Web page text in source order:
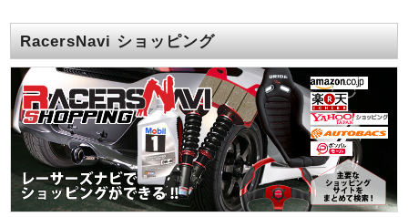
RacersNavi ショッピング